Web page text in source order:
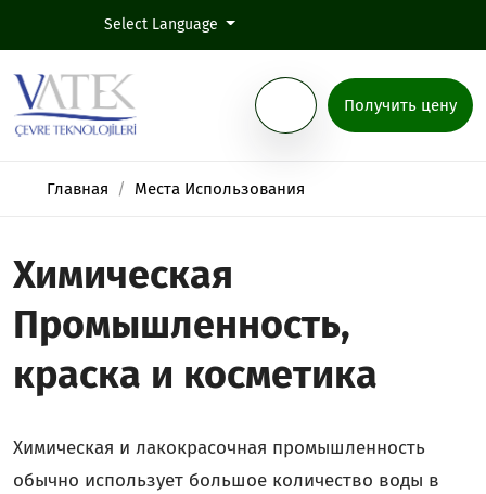
Select Language
Получить цену
Главная Места Использования
Химическая
Промышленность,
краска и косметика
Химическая и лакокрасочная промышленность
обычно использует большое количество воды в